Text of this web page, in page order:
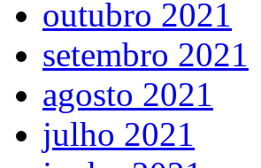
outubro 2021
setembro 2021
agosto 2021
julho 2021